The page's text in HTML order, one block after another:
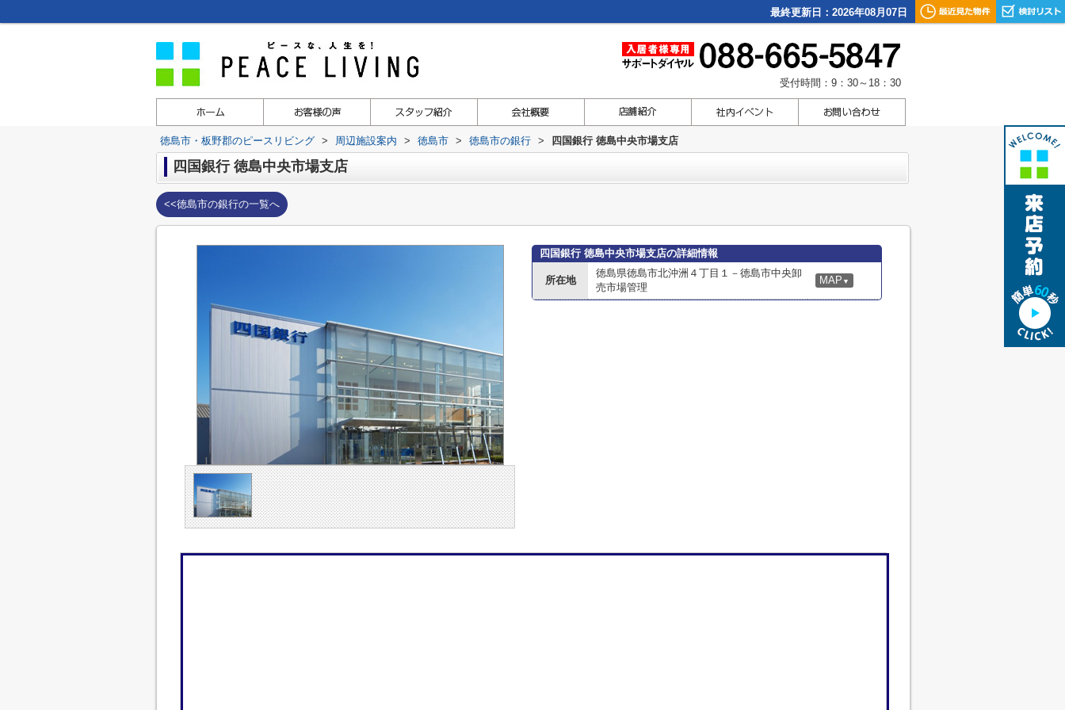
最終更新日：2026年08月07日
受付時間：9：30～18：30
徳島市・板野郡のピースリビング > 周辺施設案内 > 徳島市 > 徳島市の銀行 > 四国銀行 徳島中央市場支店
四国銀行 徳島中央市場支店
<<徳島市の銀行の一覧へ
四国銀行 徳島中央市場支店の詳細情報
所在地
徳島県徳島市北沖洲４丁目１－徳島市中央卸
売市場管理
MAP ▼